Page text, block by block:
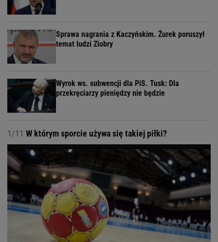
Sprawa nagrania z Kaczyńskim. Żurek poruszył
temat ludzi Ziobry
Wyrok ws. subwencji dla PiS. Tusk: Dla
przekręciarzy pieniędzy nie będzie
1/11 W którym sporcie używa się takiej piłki?